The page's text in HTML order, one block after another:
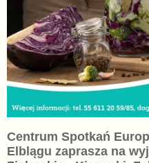
Centrum Spotkań
Elblągu zaprasza na